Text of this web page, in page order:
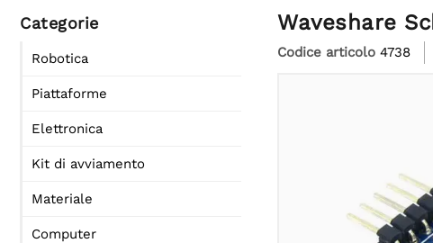
Categorie
Robotica
Piattaforme
Elettronica
Kit di avviamento
Materiale
Computer
Waveshare
Codice articolo 4738